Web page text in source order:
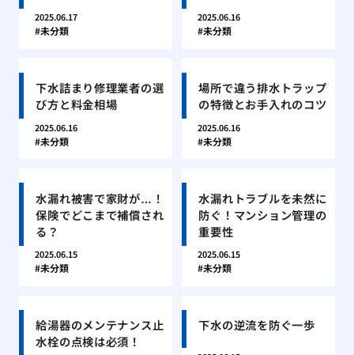
2025.06.17
未分類
2025.06.16
未分類
下水詰まり修理業者の選
び方と料金相場
2025.06.16
未分類
場所で違う排水トラップ
の特徴とお手入れのコツ
2025.06.16
未分類
水漏れ被害で家財が…！
保険でどこまで補償され
る？
2025.06.15
未分類
水漏れトラブルを未然に
防ぐ！マンション管理の
重要性
2025.06.15
未分類
給湯器のメンテナンス止
水栓の点検は必須！
下水の逆流を防ぐ一歩